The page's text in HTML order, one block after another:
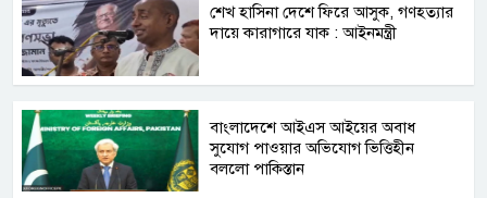
শেখ হাসিনা দেশে ফিরে আসুক, গণহত্যার
দায়ে কারাগারে যাক : আইনমন্ত্রী
বাংলাদেশে আইএস আইয়ের অবাধ
সুযোগ পাওয়ার অভিযোগ ভিত্তিহীন
বললো পাকিস্তান